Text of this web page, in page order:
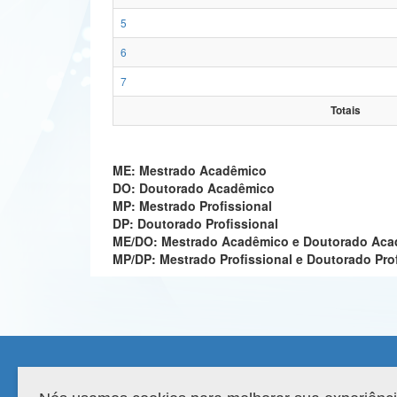
5
6
7
Totais
ME: Mestrado Acadêmico
DO: Doutorado Acadêmico
MP: Mestrado Profissional
DP: Doutorado Profissional
ME/DO: Mestrado Acadêmico e Doutorado
MP/DP: Mestrado Profissional e Doutorado